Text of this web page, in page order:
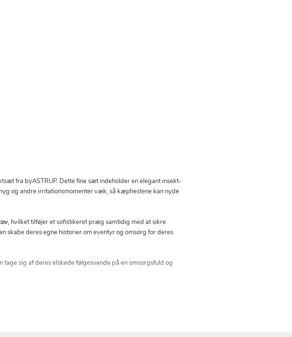
fra byASTRUP. Dette fine sæt indeholder en elegant insekt-
og andre irritationsmomenter væk, så kæphestene kan nyde
, hvilket tilføjer et sofistikeret præg samtidig med at sikre
skabe deres egne historier om eventyr og omsorg for deres
sig af deres elskede følgesvende på en omsorgsfuld og